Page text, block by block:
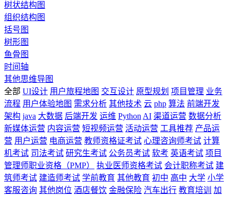
树状结构图
组织结构图
括号图
树形图
鱼骨图
时间轴
其他思维导图
全部 UI设计 用户旅程地图 交互设计 原型规划 项目管理 业务
流程 用户体验地图 需求分析 其他技术 云 php 算法 前端开发
架构 java 大数据 后端开发 运维 Python AI 渠道运营 数据分析
新媒体运营 内容运营 短视频运营 活动运营 工具推荐 产品运
营 用户运营 电商运营 教师资格证考试 心理咨询师考试 计算
机考试 司法考试 研究生考试 公务员考试 软考 英语考试 项目
管理师职业资格（PMP）
执业医师资格考试 会计职称考试 建
筑师考试 建造师考试 学前教育 其他教育 初中 高中 大学 小学
客服咨询 其他岗位 酒店餐饮 金融保险 汽车出行 教育培训
加